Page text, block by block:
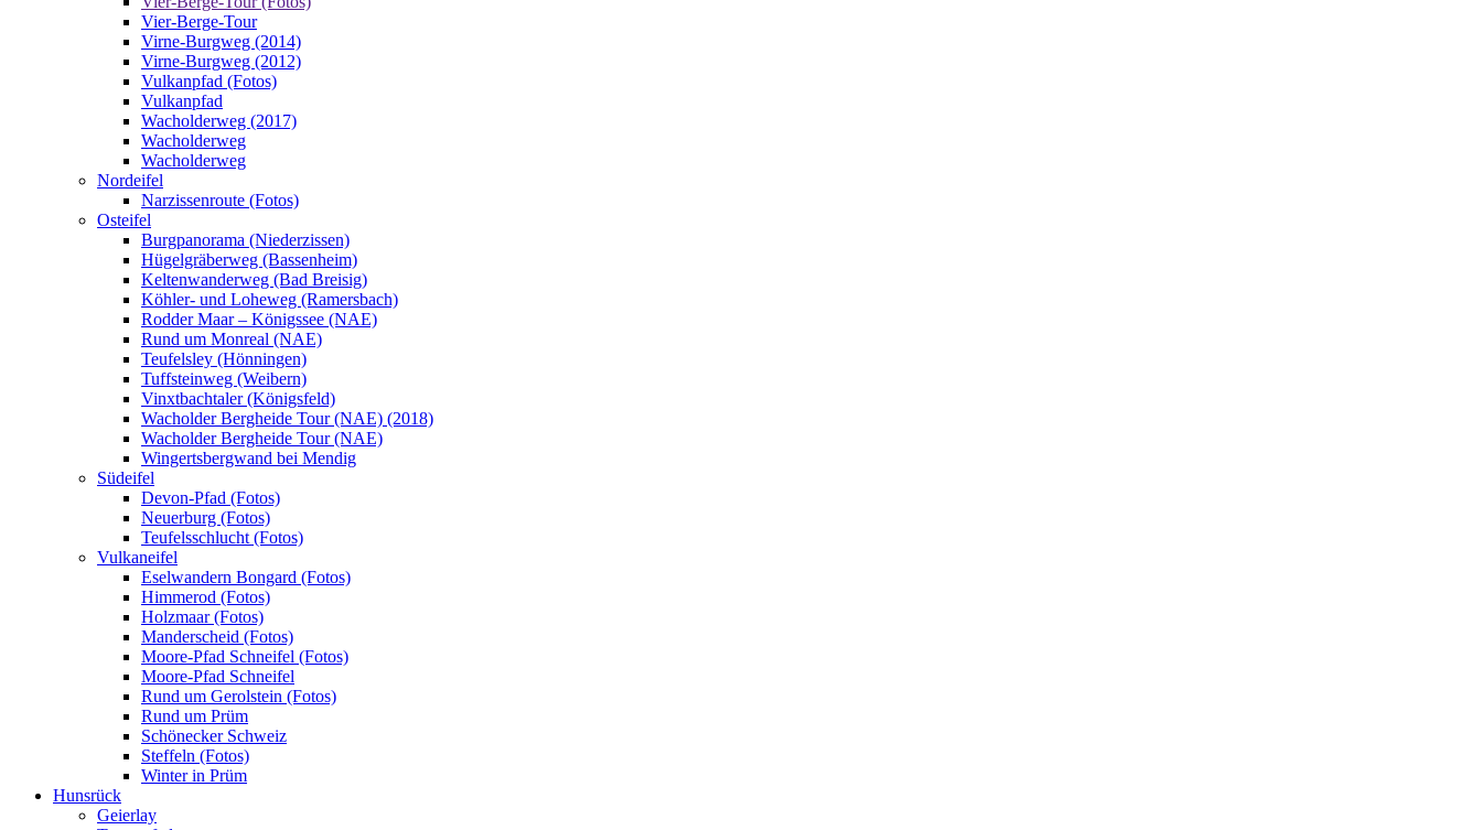
Vier-Berge-Tour
Virne-Burgweg (2014)
Virne-Burgweg (2012)
Vulkanpfad (Fotos)
Vulkanpfad
Wacholderweg (2017)
Wacholderweg
Wacholderweg
Nordeifel
Narzissenroute (Fotos)
Osteifel
Burgpanorama (Niederzissen)
Hügelgräberweg (Bassenheim)
Keltenwanderweg (Bad Breisig)
Köhler- und Loheweg (Ramersbach)
Rodder Maar – Königssee (NAE)
Rund um Monreal (NAE)
Teufelsley (Hönningen)
Tuffsteinweg (Weibern)
Vinxtbachtaler (Königsfeld)
Wacholder Bergheide Tour (NAE) (2018)
Wacholder Bergheide Tour (NAE)
Wingertsbergwand bei Mendig
Südeifel
Devon-Pfad (Fotos)
Neuerburg (Fotos)
Teufelsschlucht (Fotos)
Vulkaneifel
Eselwandern Bongard (Fotos)
Himmerod (Fotos)
Holzmaar (Fotos)
Manderscheid (Fotos)
Moore-Pfad Schneifel (Fotos)
Moore-Pfad Schneifel
Rund um Gerolstein (Fotos)
Rund um Prüm
Schönecker Schweiz
Steffeln (Fotos)
Winter in Prüm
Hunsrück
Geierlay